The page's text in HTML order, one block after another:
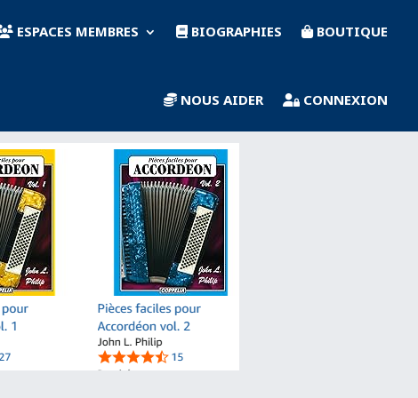
ESPACES MEMBRES BIOGRAPHIES BOUTIQUE
NOUS AIDER CONNEXION